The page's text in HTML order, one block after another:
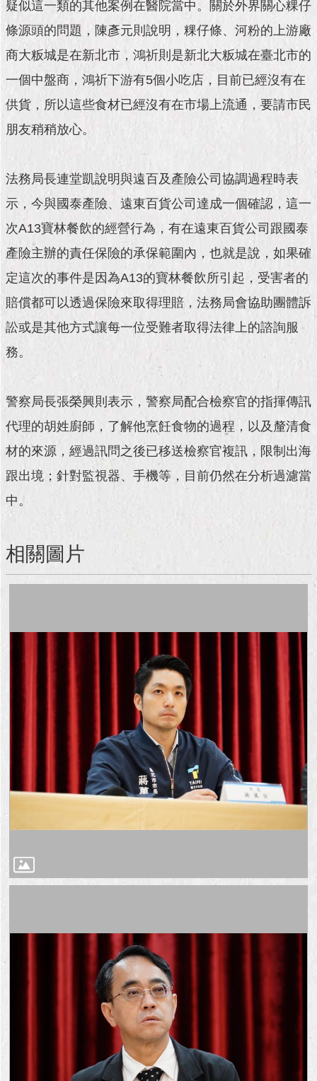
疑似這一類的其他案例在醫院當中。關於外界關心粿仔
條源頭的問題，陳彥元則說明，粿仔條、河粉的上游廠
商大粄城是在新北市，鴻祈則是新北大粄城在臺北市的
一個中盤商，鴻祈下游有5個小吃店，目前已經沒有在
供貨，所以這些食材已經沒有在市場上流通，要請市民
朋友稍稍放心。
法務局長連堂凱說明與遠百及產險公司協調過程時表
示，今與國泰產險、遠東百貨公司達成一個確認，這一
次A13寶林餐飲的經營行為，有在遠東百貨公司跟國泰
產險主辦的責任保險的承保範圍內，也就是說，如果確
定這次的事件是因為A13的寶林餐飲所引起，受害者的
賠償都可以透過保險來取得理賠，法務局會協助團體訴
訟或是其他方式讓每一位受難者取得法律上的諮詢服
務。
警察局長張榮興則表示，警察局配合檢察官的指揮傳訊
代理的胡姓廚師，了解他烹飪食物的過程，以及釐清食
材的來源，經過訊問之後已移送檢察官複訊，限制出海
跟出境；針對監視器、手機等，目前仍然在分析過濾當
中。
相關圖片